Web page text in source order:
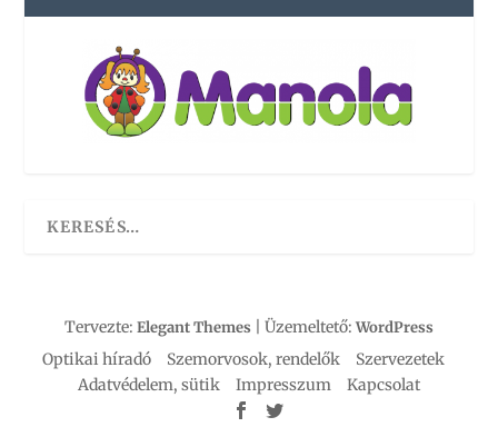
Tervezte: Elegant Themes | Üzemeltető: WordPress
Optikai híradó Szemorvosok, rendelők
Szervezetek
Adatvédelem, sütik
Impresszum Kapcsolat